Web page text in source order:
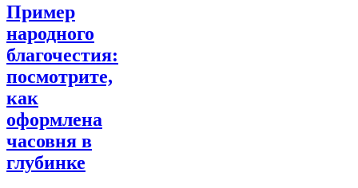
Пример
народного
благочестия:
посмотрите,
как
оформлена
часовня в
глубинке